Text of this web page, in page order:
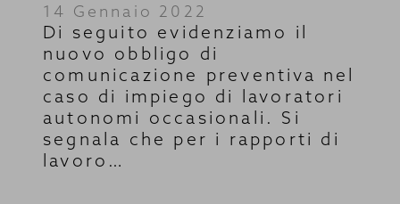
14 Gennaio 2022
Di seguito evidenziamo il
nuovo obbligo di
comunicazione preventiva nel
caso di impiego di lavoratori
autonomi occasionali. Si
segnala che per i rapporti di
lavoro…